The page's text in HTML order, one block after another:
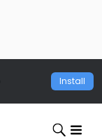
Install